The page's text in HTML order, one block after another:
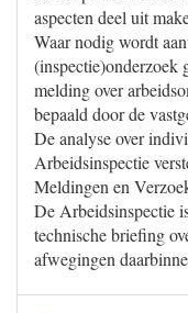
aspecten deel uit
Waar nodig wordt
(inspectie)onderzoek
melding over
bepaald door de
De analyse over
Arbeidsinspectie
Meldingen en
De Arbeidsinspectie
technische briefing
afwegingen